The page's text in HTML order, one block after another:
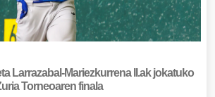
Larrazabal-Mariezkurrena II.ak jokatuko
Torneoaren finala